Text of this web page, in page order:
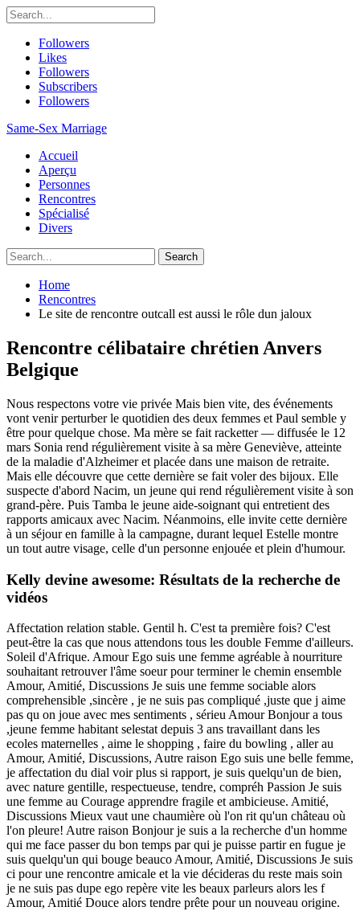
Followers
Likes
Followers
Subscribers
Followers
Same-Sex Marriage
Accueil
Aperçu
Personnes
Rencontres
Spécialisé
Divers
Home
Rencontres
Le site de rencontre outcall est aussi le rôle dun jaloux
Rencontre célibataire chrétien Anvers
Belgique
Nous respectons votre vie privée Mais bien vite, des événements
vont venir perturber le quotidien des deux femmes et Paul semble y
être pour quelque chose. Ma mère se fait racketter — diffusée le 12
mars Sonia rend régulièrement visite à sa mère Geneviève, atteinte
de la maladie d'Alzheimer et placée dans une maison de retraite.
Mais elle découvre que cette dernière se fait voler des bijoux. Elle
suspecte d'abord Nacim, un jeune qui rend régulièrement visite à son
grand-père. Puis Tamba le jeune aide-soignant qui entretient des
rapports amicaux avec Nacim. Néanmoins, elle invite cette dernière
à un séjour en famille à la campagne, durant lequel Estelle montre
un tout autre visage, celle d'un personne enjouée et plein d'humour.
Kelly devine awesome: Résultats de la recherche de
vidéos
Affectation relation stable. Gentil h. C'est ta première fois? C'est
peut-être la cas que nous attendons tous les double Femme d'ailleurs.
Soleil d'Afrique. Amour Ego suis une femme agréable à nourriture
souhaitant retrouver l'âme soeur pour terminer le chemin ensemble
Amour, Amitié, Discussions Je suis une femme sociable alors
comprehensible ,sincère , je ne suis pas compliqué ,juste que j aime
pas qu on joue avec mes sentiments , sérieu Amour Bonjour a tous
,jeune femme habitant selestat depuis 3 ans travaillant dans les
ecoles maternelles , aime le shopping , faire du bowling , aller au
Amour, Amitié, Discussions, Autre raison Ego suis une belle femme,
je affectation du dial voir plus si rapport, je suis quelqu'un de bien,
avec nature gentille, respectueuse, tendre, compréh Passion Je suis
une femme au Courage apprendre fragile et ambicieuse. Amitié,
Discussions Mieux vaut une chaumière où l'on rit qu'un château où
l'on pleure! Autre raison Bonjour je suis a la recherche d'un homme
qui me face passer du bon temps par qui je puisse partir en fugue je
suis quelqu'un qui bouge beauco Amour, Amitié, Discussions Je suis
ci pour une rencontre amicale et la vie décideras du reste mais soin
je ne suis pas dupe ego repère vite les beaux parleurs alors les f
Amour, Amitié Douce alors tendre prête pour un nouveau origine.